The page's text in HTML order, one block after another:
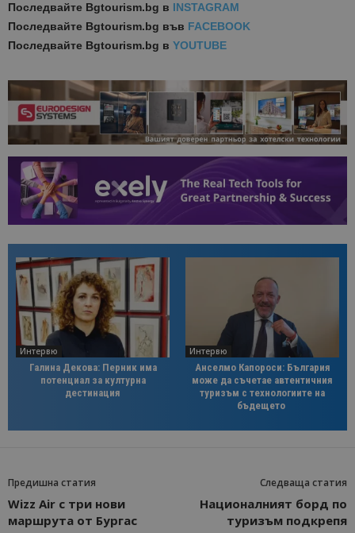
Последвайте Bgtourism.bg в INSTAGRAM
Последвайте Bgtourism.bg във FACEBOOK
Последвайте Bgtourism.bg в YOUTUBE
Интервю
Галина Декова: Перник има
потенциал за културна
дестинация
Интервю
Анселмо Капороси: България
може да съчетае автентичния
туризъм с технологиите на
бъдещето
Предишна статия
Wizz Air с три нови
маршрута от Бургас
Следваща статия
Националният борд по
туризъм подкрепя